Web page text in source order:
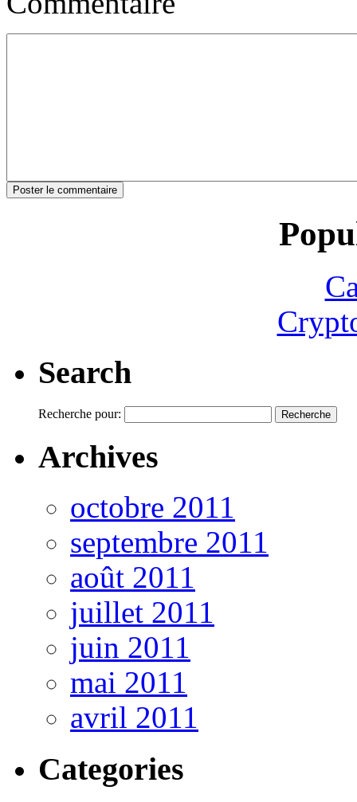
Search
Recherche pour:
Archives
octobre 2011
septembre 2011
août 2011
juillet 2011
juin 2011
mai 2011
avril 2011
Categories